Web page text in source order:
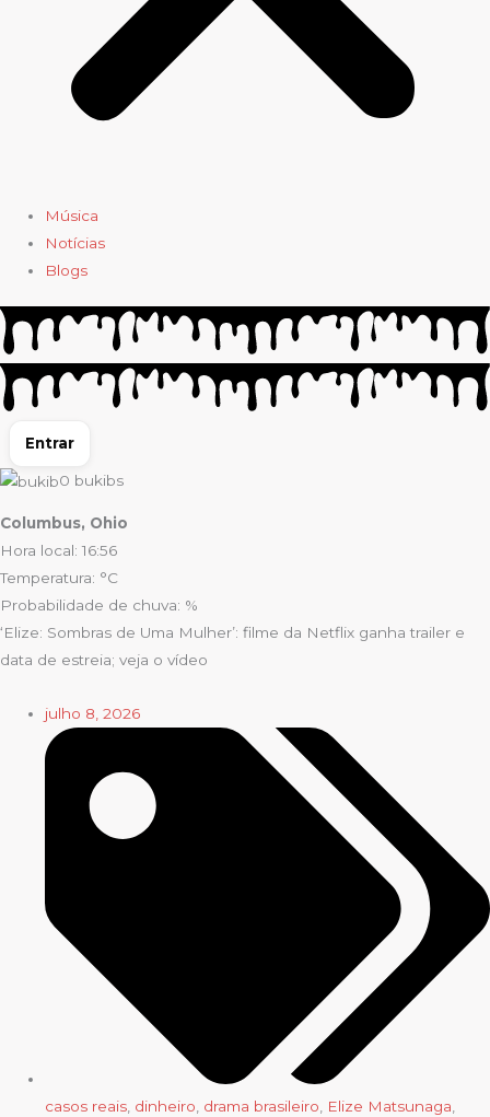
Música
Notícias
Blogs
Entrar
0 bukibs
Columbus, Ohio
Hora local: 16:56
Temperatura: °C
Probabilidade de chuva: %
‘Elize: Sombras de Uma Mulher’: filme da Netflix ganha trailer e
data de estreia; veja o vídeo
julho 8, 2026
casos reais dinheiro drama brasileiro Elize Matsunaga